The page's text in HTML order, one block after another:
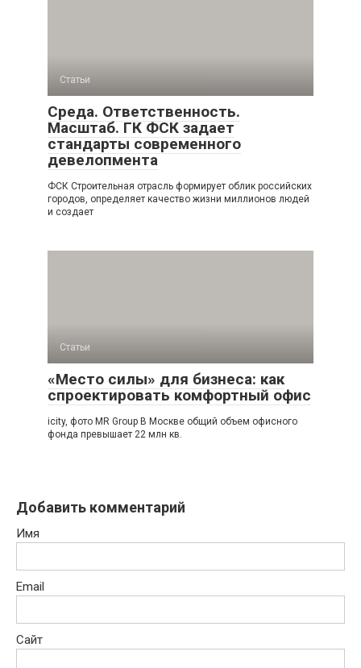
Статьи
Среда. Ответственность.
Масштаб. ГК ФСК задает
стандарты современного
девелопмента
ФСК Строительная отрасль формирует облик российских
городов, определяет качество жизни миллионов людей
и создает
Статьи
«Место силы» для бизнеса: как
спроектировать комфортный офис
icity, фото MR Group В Москве общий объем офисного
фонда превышает 22 млн кв.
Добавить комментарий
Имя
Email
Сайт